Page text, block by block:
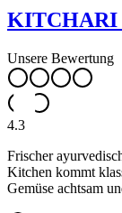
KITCHARI
Unsere Bewertung
4.3
Frischer
Kitchen kommt
Gemüse achtsam